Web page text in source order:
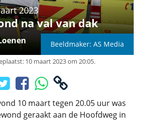
2023
na val van dak
Beeldmaker: AS Media
10 maart 2023 om 20:05.
10 maart tegen 20.05 uur was
geraakt aan de Hoofdweg in